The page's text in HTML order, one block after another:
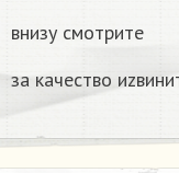
внизу смотрите
за качество